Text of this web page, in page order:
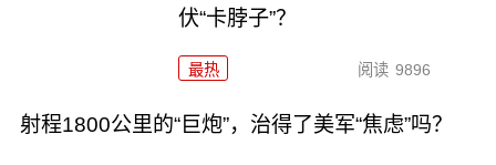
伏“卡脖子”？
最热 阅读 9896
射程1800公里的“巨炮”，治得了美军“焦虑”吗？